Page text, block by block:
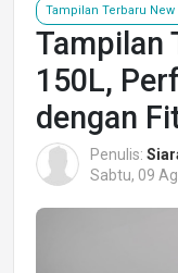
Tampilan Terbaru New
Tampilan
150L,
dengan
Penulis:
Sabtu, 09